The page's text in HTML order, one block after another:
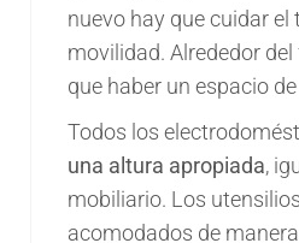
nuevo hay que cuidar el
movilidad. Alrededor
que haber un espacio
Todos los
una altura apropiada,
mobiliario. Los
acomodados de